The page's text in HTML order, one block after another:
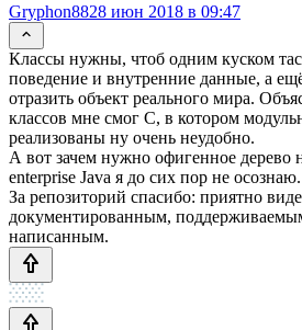
Gryphon8828 июн 2018 в 09:47
Классы нужны, чтоб одним куском
поведение и внутренние данные, а
отразить объект реального мира.
классов мне смог С, в котором
реализованы ну очень неудобно.
А вот зачем нужно офигенное дерево
enterprise Java я до сих пор не осознаю.
За репозиторий спасибо: приятно
документированным,
написанным.